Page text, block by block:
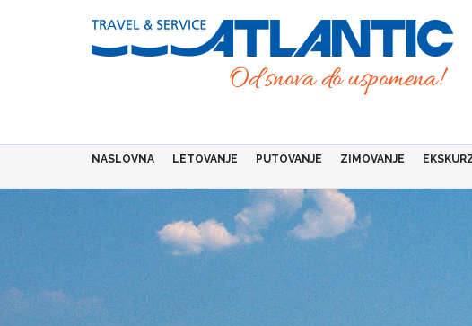
NASLOVNA LETOVANJE PUTOVANJE ZIMOVANJE